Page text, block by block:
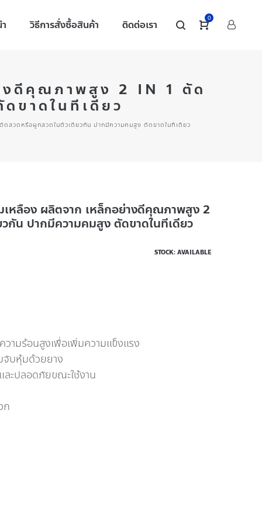
วิธีการสั่งซื้อสินค้า ติดต่อเรา 0
งดีคุณภาพสูง 2 IN 1 ตัด
ขาดในทีเดียว
ลวดหรือผูกลวดในตัวเดียวกัน ปากมีความคมสูง ตัดขาดในทีเดียว
หลือง ผลิตจาก เหล็กอย่างดีคุณภาพสูง 2
กัน ปากมีความคมสูง ตัดขาดในทีเดียว
STOCK: AVAILABLE
ามร้อนสูงเพื่อเพิ่มความแข็งแรง
จับหุ้มด้วยยาง
ละปลอดภัยขณะใช้งาน
ก